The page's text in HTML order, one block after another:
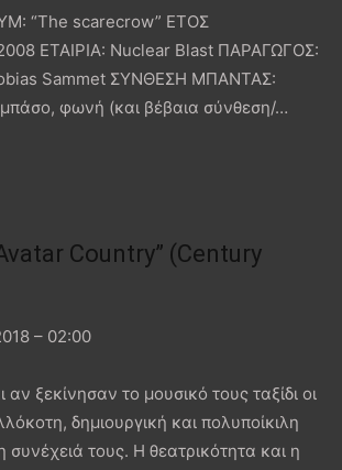
“The scarecrow” EΤΟΣ
ΕΤΑΙΡΙΑ: Nuclear Blast ΠΑΡΑΓΩΓΟΣ:
Sammet ΣΥΝΘΕΣΗ ΜΠΑΝΤΑΣ:
φωνή (και βέβαια σύνθεση/…
Country” (Century
– 02:00
αν ξεκίνησαν το μουσικό τους ταξίδι οι
δημιουργική και πολυποίκιλη
συνέχειά τους. Η θεατρικότητα και η